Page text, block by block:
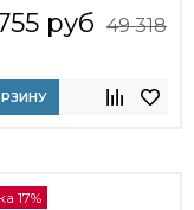
руб 49 318
17%